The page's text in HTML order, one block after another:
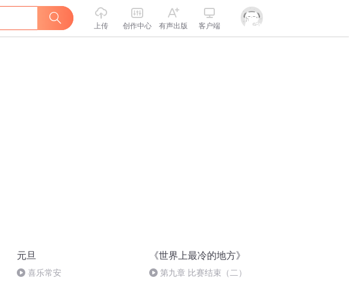
上传 创作中心 有声出版 客户端
元旦
喜乐常安
《世界上最冷的地方》
第九章 比赛结束（二）